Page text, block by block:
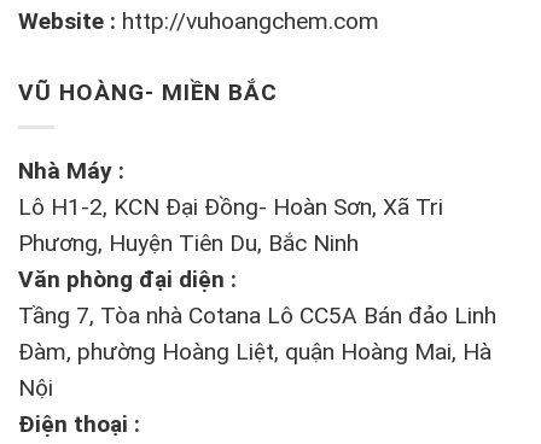
Website : http://vuhoangchem.com
VŨ HOÀNG- MIỀN BẮC
Nhà Máy :
Lô H1-2, KCN Đại Đồng- Hoàn Sơn, Xã Tri
Phương, Huyện Tiên Du, Bắc Ninh
Văn phòng đại diện :
Tầng 7, Tòa nhà Cotana Lô CC5A Bán đảo Linh
Đàm, phường Hoàng Liệt, quận Hoàng Mai, Hà
Nội
Điện thoại :